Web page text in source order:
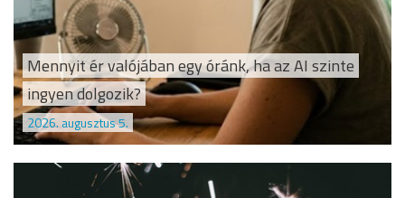
Mennyit ér valójában egy óránk, ha az AI szinte
ingyen dolgozik?
2026. augusztus 5.